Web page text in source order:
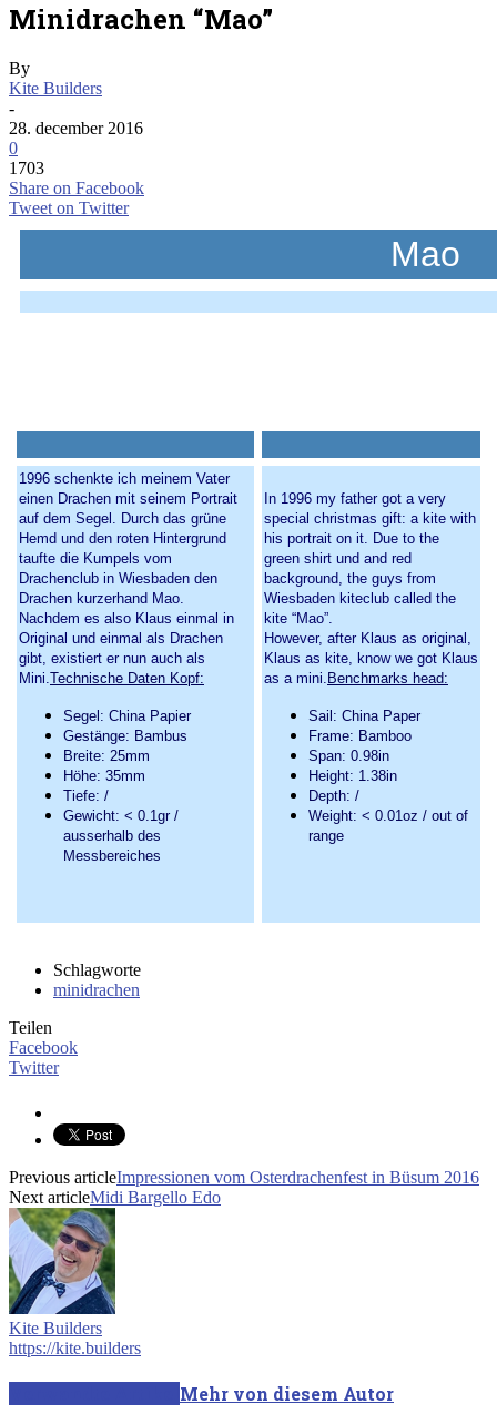
Minidrachen “Mao”
By
Kite Builders
-
28. december 2016
0
1703
Share on Facebook
Tweet on Twitter
Mao
1996 schenkte ich meinem Vater
einen Drachen mit seinem Portrait
auf dem Segel. Durch das grüne
Hemd und den roten Hintergrund
taufte die Kumpels vom
Drachenclub in Wiesbaden den
Drachen kurzerhand Mao.
Nachdem es also Klaus einmal in
Original und einmal als Drachen
gibt, existiert er nun auch als
Mini. Technische Daten Kopf:
Segel: China Papier
Gestänge: Bambus
Breite: 25mm
Höhe: 35mm
Tiefe: /
Gewicht: < 0.1gr /
ausserhalb des
Messbereiches
In 1996 my father got a very
special christmas gift: a kite with
his portrait on it. Due to the
green shirt und and red
background, the guys from
Wiesbaden kiteclub called the
kite “Mao”.
However, after Klaus as original,
Klaus as kite, know we got Klaus
as a mini. Benchmarks head:
Sail: China Paper
Frame: Bamboo
Span: 0.98in
Height: 1.38in
Depth: /
Weight: < 0.01oz / out of
range
Schlagworte
minidrachen
Teilen
Facebook
Twitter
Previous articleImpressionen vom Osterdrachenfest in Büsum 2016
Next articleMidi Bargello Edo
Kite Builders
https://kite.builders
Mehr von diesem Autor